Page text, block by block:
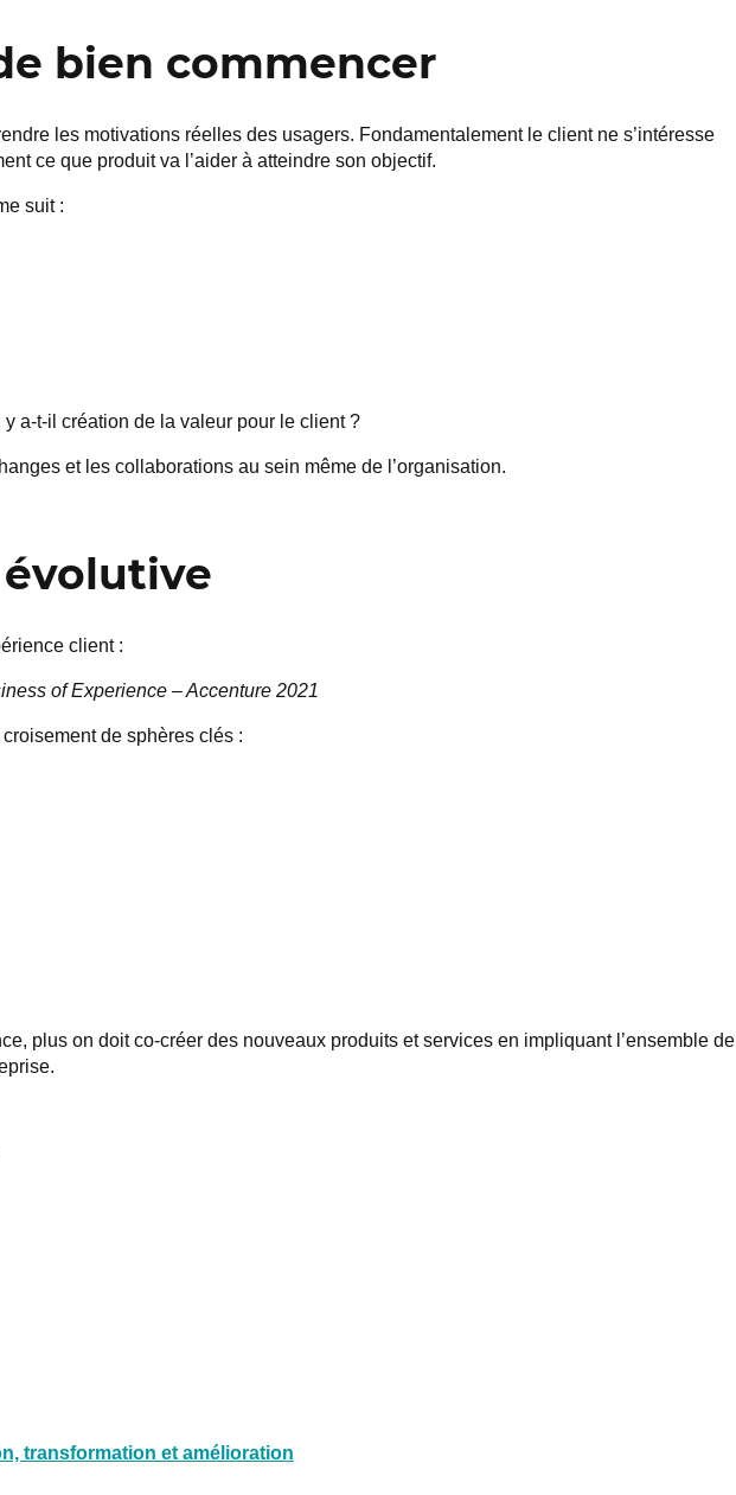
bien commencer
les motivations réelles des usagers. Fondamentalement le client ne s’intéresse
ce que produit va l’aider à atteindre son objectif.
suit :
a-t-il création de la valeur pour le client ?
et les collaborations au sein même de l’organisation.
client :
of Experience – Accenture 2021
croisement de sphères clés :
plus on doit co-créer des nouveaux produits et services en impliquant l’ensemble de
transformation et amélioration